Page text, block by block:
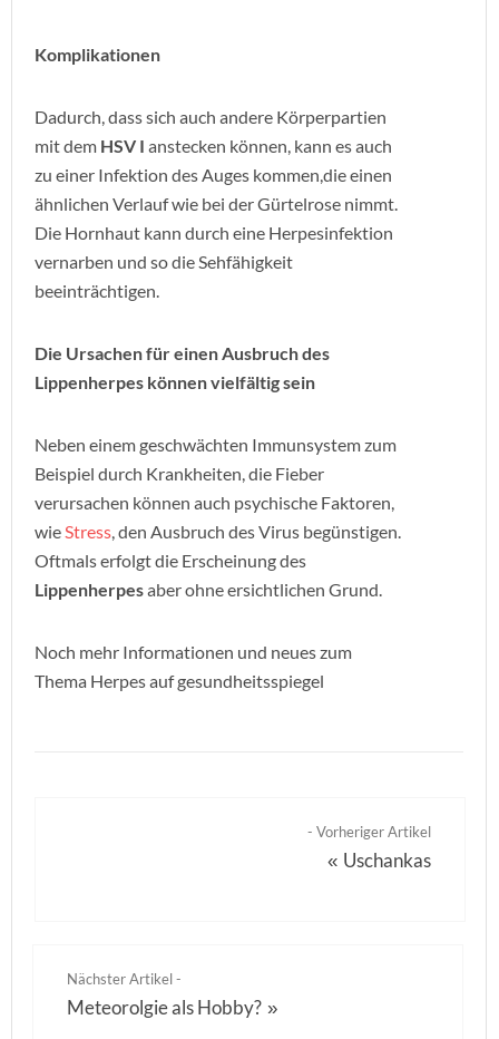
Komplikationen
Dadurch, dass sich auch andere Körperpartien
mit dem HSV I anstecken können, kann es auch
zu einer Infektion des Auges kommen,die einen
ähnlichen Verlauf wie bei der Gürtelrose nimmt.
Die Hornhaut kann durch eine Herpesinfektion
vernarben und so die Sehfähigkeit
beeinträchtigen.
Die Ursachen für einen Ausbruch des
Lippenherpes können vielfältig sein
Neben einem geschwächten Immunsystem zum
Beispiel durch Krankheiten, die Fieber
verursachen können auch psychische Faktoren,
wieStress, den Ausbruch des Virus begünstigen.
Oftmals erfolgt die Erscheinung des
Lippenherpesaber ohne ersichtlichen Grund.
Noch mehr Informationen und neues zum
Thema Herpes auf gesundheitsspiegel
- Vorheriger Artikel
« Uschankas
Nächster Artikel -
Meteorolgie als Hobby? »